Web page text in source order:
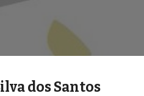
dos Santos